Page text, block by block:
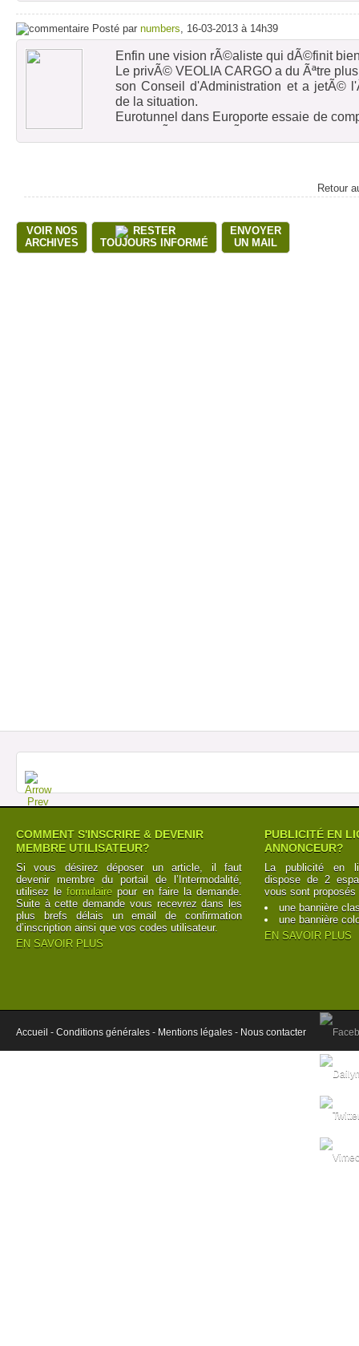
Posté par numbers, 16-03-2013 à 14h39
Enfin une vision rÃ©aliste qui dÃ©finit
Le privÃ© VEOLIA CARGO a du Ãªtre
son Conseil d'Administration et a jetÃ©
de la situation.
Eurotunnel dans Europorte essaie de
optimisÃ©s et n'a pas de perspectives
Cette rÃ©vÃ©lation d'un possible
une alarme pour tous ceux qui
publiques.
Retour
VOIR NOS
ARCHIVES
RESTER
TOUJOURS INFORMÉ
ENVOYER
UN MAIL
COMMENT S'INSCRIRE & DEVENIR
MEMBRE UTILISATEUR?
Si vous désirez déposer un article, il faut
devenir membre du portail de l’Intermodalité,
utilisez leformulaire pour en faire la demande.
Suite à cette demande vous recevrez dans les
plus brefs délais un email de confirmation
d’inscription ainsi que vos codes utilisateur.
EN SAVOIR PLUS
PUBLICITÉ EN
ANNONCEUR?
La publicité en
dispose de 2
vous sont proposés
une bannière
une bannière
EN SAVOIR PLUS
Accueil - Conditions générales - Mentions légales - Nous contacter